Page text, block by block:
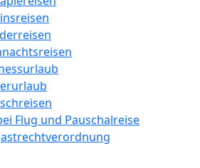
Flug und Pauschalreise